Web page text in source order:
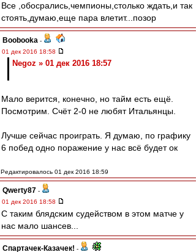
Все ,обосрались,чемпионы,столько ждать,и так
стоять,думаю,еще пара влетит...позор
Boobooka -
01 дек 2016 18:58
Negoz » 01 дек 2016 18:57
Мало верится, конечно, но тайм есть ещё.
Посмотрим. Счёт 2-0 не любят Итальянцы.
Лучше сейчас проиграть. Я думаю, по графику
6 побед одно поражение у нас всё будет ок
Редактировалось 01 дек 2016 18:59
Qwerty87 -
01 дек 2016 18:58
С таким блядским судейством в этом матче у
нас мало шансев...
Спартачек-Казачек! -